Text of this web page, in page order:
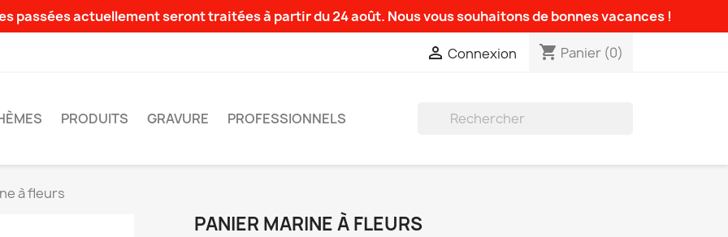
passées actuellement seront traitées à partir du 24 août. Nous vous souhaitons de bonnes vacances !
 Connexion shopping_cart Panier (0)
PRODUITS GRAVURE PROFESSIONNELS
à fleurs
PANIER MARINE À FLEURS